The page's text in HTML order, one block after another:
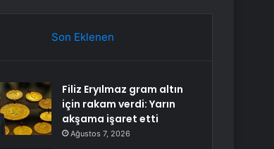
Son Eklenen
Filiz Eryılmaz gram altın
için rakam verdi: Yarın
akşama işaret etti
Ağustos 7, 2026